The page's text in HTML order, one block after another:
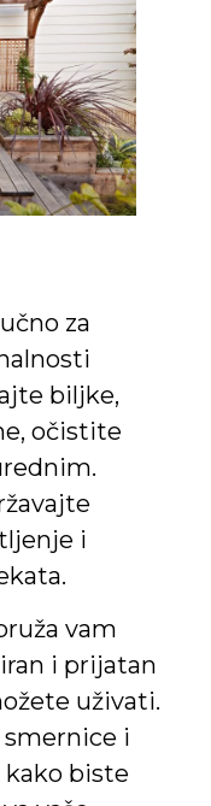
za
biljke,
očistite
i
vam
i prijatan
uživati.
i
biste